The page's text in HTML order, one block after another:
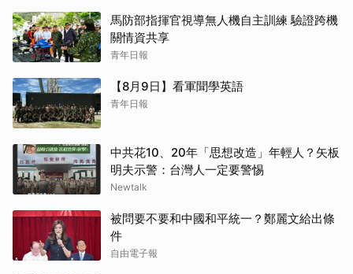
馬防部指揮官視導無人機自主訓練 驗證跨機
關情資共享
青年日報
【8月9日】看軍聞學英語
青年日報
中共花10、20年「思想改造」年輕人？矢板
明夫示警：台灣人一定要警惕
Newtalk
被問要不要和中國和平統一？鄭麗文給出條
件
自由電子報